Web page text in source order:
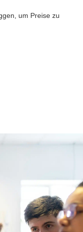
um Preise zu